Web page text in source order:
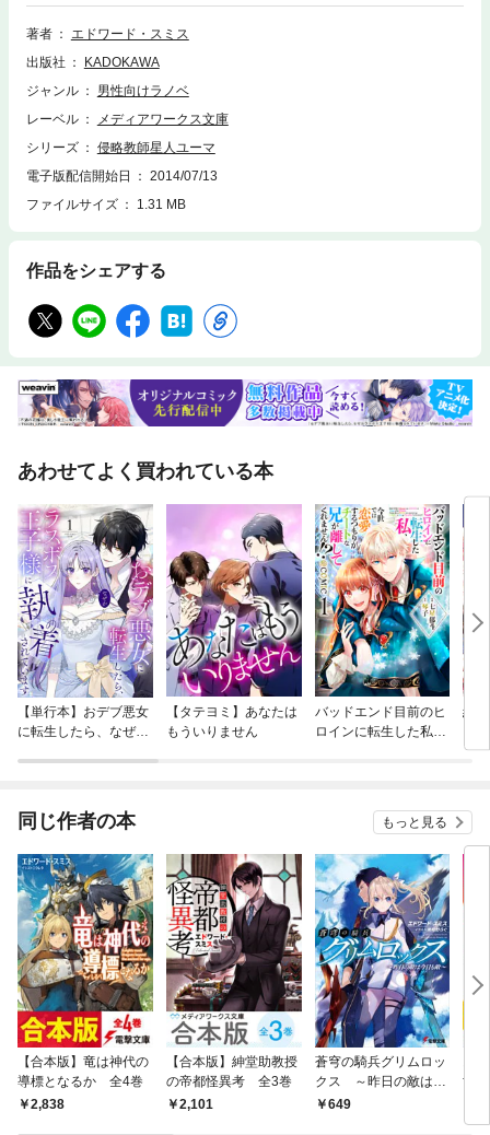
た跡地に騒動が勃発する。地球外生命体と思われる巨大な卵が発見された
のだ。自衛隊も出動する事態に世間は騒然となるが、ユーマは違う。あれ
ケールの教師物語、第2弾！
著者
エドワード・スミス
出版社
KADOKAWA
ジャンル
男性向けラノベ
レーベル
メディアワークス文庫
シリーズ
侵略教師星人ユーマ
電子版配信開始日
2014/07/13
ファイルサイズ
1.31 MB
作品をシェアする
あわせてよく買われている本
【単行本】おデブ悪女
に転生したら、なぜか
【タテヨミ】あなたは
もういりません
バッドエンド目前のヒ
ロインに転生した私、
結
同じ作者の本 もっと見る
【合本版】竜は神代の
導標となるか 全4巻
2,838
【合本版】紳堂助教授
の帝都怪異考 全3巻
2,101
蒼穹の騎兵グリムロッ
クス ～昨日の敵は今
日も敵～
649
世
ヒ